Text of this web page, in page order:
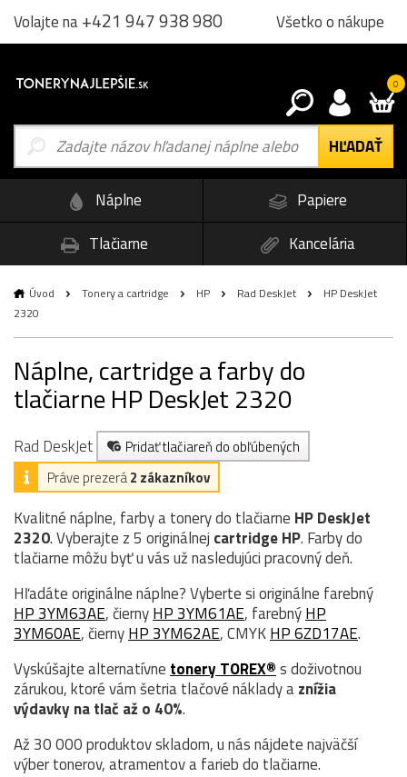
Volajte na+421 947 938 980 Všetko o nákupe
0
Náplne
Papiere
Tlačiarne
Kancelária
Úvod Tonery a cartridge HP Rad DeskJet
HP DeskJet
2320
Náplne, cartridge a farby do
tlačiarne HP DeskJet 2320
Rad DeskJet
Pridať tlačiareň do obľúbených
Práve prezerá2 zákazníkov
Kvalitné náplne, farby a tonery do tlačiarne HP DeskJet
2320. Vyberajte z 5 originálnej cartridgeHP. Farby do
tlačiarne môžu byť u vás už nasledujúci pracovný deň.
Hľadáte originálne náplne? Vyberte si originálne farebný
HP 3YM63AE, čiernyHP 3YM61AE, farebnýHP
3YM60AE, čiernyHP 3YM62AE, CMYKHP 6ZD17AE.
Vyskúšajte alternatívne tonery TOREX®s doživotnou
zárukou, ktoré vám šetria tlačové náklady aznížia
výdavky na tlač až o 40%.
Až 30 000 produktov skladom, u nás nájdete najväčší
výber tonerov, atramentov a farieb do tlačiarne.